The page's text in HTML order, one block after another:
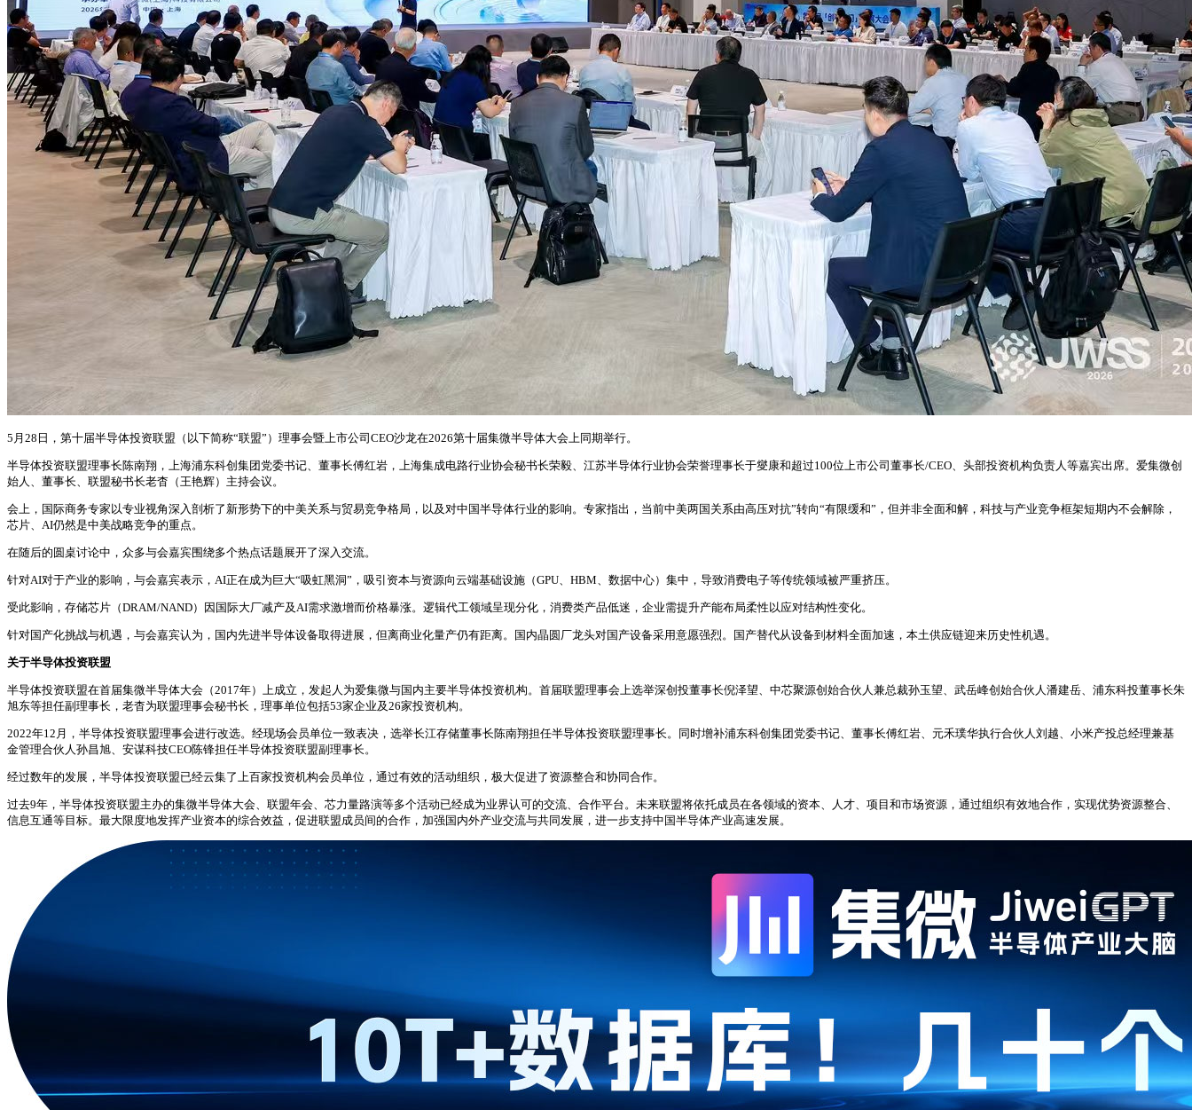
5月28日，第十届半导体投资联盟（以下简称“联盟”）理事会暨上市公司CEO沙龙在2026第十届集微半导体大会上同期举行。
半导体投资联盟理事长陈南翔，上海浦东科创集团党委书记、董事长傅红岩，上海集成电路行业协会秘书长荣毅、江苏半导体行业协会荣誉理事长于燮康和超过100位上市公司董事长/CEO、头部投资机构负责人等嘉宾出席。爱集微创
始人、董事长、联盟秘书长老杳（王艳辉）主持会议。
会上，国际商务专家以专业视角深入剖析了新形势下的中美关系与贸易竞争格局，以及对中国半导体行业的影响。专家指出，当前中美两国关系由高压对抗”转向“有限缓和”，但并非全面和解，科技与产业竞争框架短期内不会解除，
芯片、AI仍然是中美战略竞争的重点。
在随后的圆桌讨论中，众多与会嘉宾围绕多个热点话题展开了深入交流。
针对AI对于产业的影响，与会嘉宾表示，AI正在成为巨大“吸虹黑洞”，吸引资本与资源向云端基础设施（GPU、HBM、数据中心）集中，导致消费电子等传统领域被严重挤压。
受此影响，存储芯片（DRAM/NAND）因国际大厂减产及AI需求激增而价格暴涨。逻辑代工领域呈现分化，消费类产品低迷，企业需提升产能布局柔性以应对结构性变化。
针对国产化挑战与机遇，与会嘉宾认为，国内先进半导体设备取得进展，但离商业化量产仍有距离。国内晶圆厂龙头对国产设备采用意愿强烈。国产替代从设备到材料全面加速，本土供应链迎来历史性机遇。
关于半导体投资联盟
半导体投资联盟在首届集微半导体大会（2017年）上成立，发起人为爱集微与国内主要半导体投资机构。首届联盟理事会上选举深创投董事长倪泽望、中芯聚源创始合伙人兼总裁孙玉望、武岳峰创始合伙人潘建岳、浦东科投董事长朱
旭东等担任副理事长，老杳为联盟理事会秘书长，理事单位包括53家企业及26家投资机构。
2022年12月，半导体投资联盟理事会进行改选。经现场会员单位一致表决，选举长江存储董事长陈南翔担任半导体投资联盟理事长。同时增补浦东科创集团党委书记、董事长傅红岩、元禾璞华执行合伙人刘越、小米产投总经理兼基
金管理合伙人孙昌旭、安谋科技CEO陈锋担任半导体投资联盟副理事长。
经过数年的发展，半导体投资联盟已经云集了上百家投资机构会员单位，通过有效的活动组织，极大促进了资源整合和协同合作。
过去9年，半导体投资联盟主办的集微半导体大会、联盟年会、芯力量路演等多个活动已经成为业界认可的交流、合作平台。未来联盟将依托成员在各领域的资本、人才、项目和市场资源，通过组织有效地合作，实现优势资源整合、
信息互通等目标。最大限度地发挥产业资本的综合效益，促进联盟成员间的合作，加强国内外产业交流与共同发展，进一步支持中国半导体产业高速发展。